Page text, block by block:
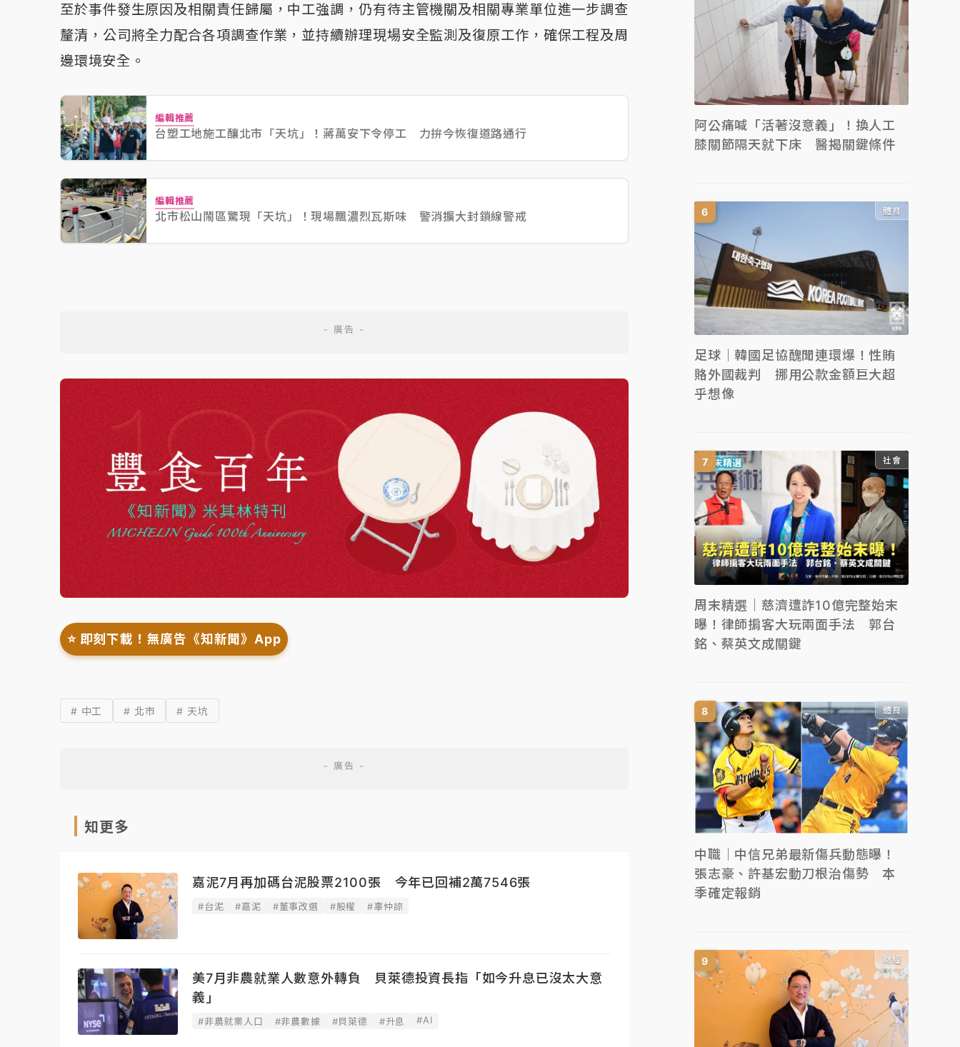
至於事件發生原因及相關責任歸屬，中工強調，仍有待主管機關及相關專業單位進一步調查
釐清，公司將全力配合各項調查作業，並持續辦理現場安全監測及復原工作，確保工程及周
邊環境安全。
編輯推薦
台塑工地施工釀北市「天坑」！蔣萬安下令停工 力拚今恢復道路通行
編輯推薦
北市松山鬧區驚現「天坑」！現場飄濃烈瓦斯味 警消擴大封鎖線警戒
⭐️ 即刻下載！無廣告《知新聞》App
# 中工 # 北市 # 天坑
知更多
嘉泥7月再加碼台泥股票2100張 今年已回補2萬7546張
#台泥 #嘉泥 #董事改選 #股權 #辜仲諒
美7月非農就業人數意外轉負 貝萊德投資長指「如今升息已沒太大意
義」
#非農就業人口 #非農數據 #貝萊德 #升息 #AI
阿公痛喊「活著沒意義」！換人工
膝關節隔天就下床 醫揭關鍵條件
體育
足球｜韓國足協醜聞連環爆！性賄
賂外國裁判 挪用公款金額巨大超
乎想像
社會
周末精選｜慈濟遭詐10億完整始末
曝！律師掮客大玩兩面手法 郭台
銘、蔡英文成關鍵
體育
中職｜中信兄弟最新傷兵動態曝！
張志豪、許基宏動刀根治傷勢 本
季確定報銷
財經